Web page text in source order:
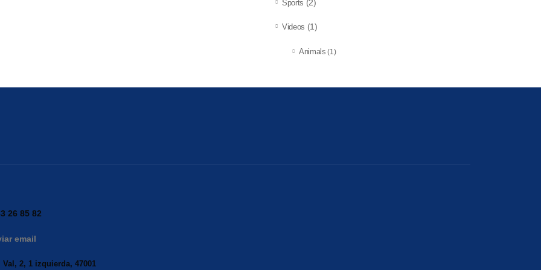
Sports (2)
Videos (1)
Animals (1)
26 85 82
email
Val, 2, 1 izquierda, 47001